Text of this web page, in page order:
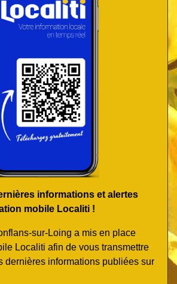
informations et alertes
mobile Localiti !
sur-Loing a mis en place
Localiti afin de vous transmettre
dernières informations publiées sur